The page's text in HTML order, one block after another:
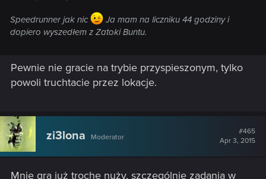
Speedrunner jak nic
Ja mam na liczniku 44 godziny i
dopiero wyszedłem z Zatoki Buntu.
Pewnie nie gracie na trybie przyspieszonym, tylko
powoli truchtacie przez lokacje.
zi3lona Moderator
#465
Apr 3, 2015
Mnie gra już trochę nuży, szczególnie zadania w